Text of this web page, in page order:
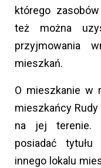
którego
też można
przyjmowania
mieszkań.
O mieszkanie w
mieszkańcy
na jej terenie.
posiadać
innego lokalu